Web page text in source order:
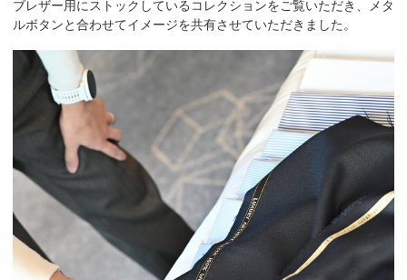
ブレザー用にストックしているコレクションをご覧いただき、メタ
ルボタンと合わせてイメージを共有させていただきました。